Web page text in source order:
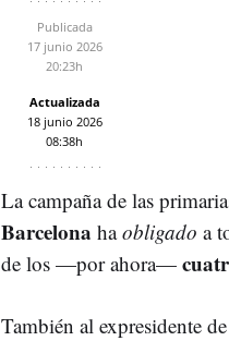
Publicada
17 junio 2026
20:23h
Actualizada
18 junio 2026
08:38h
La campaña de las
Barcelona haobligado a
de los —por ahora—
También al expresidente